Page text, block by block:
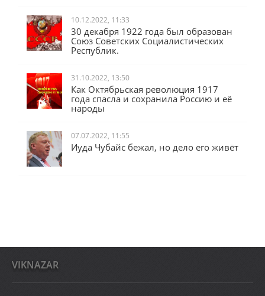
10.12.2022, 11:33
30 декабря 1922 года был образован
Союз Советских Социалистических
Республик.
31.10.2022, 13:50
Как Октябрьская революция 1917
года спасла и сохранила Россию и её
народы
07.07.2022, 11:55
Иуда Чубайс бежал, но дело его живёт
VIKNAZAR